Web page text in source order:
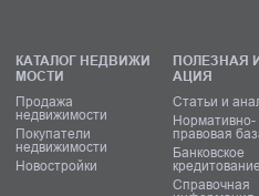
КАТАЛОГ НЕДВИЖИ
МОСТИ
Продажа
недвижимости
Покупатели
недвижимости
Новостройки
ПОЛЕЗНАЯ
АЦИЯ
Статьи и
Нормативно-
правовая
Банковское
кредитование
Справочная